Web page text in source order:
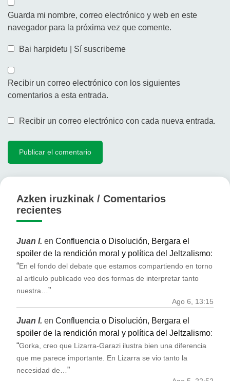
Guarda mi nombre, correo electrónico y web en este
navegador para la próxima vez que comente.
Bai harpidetu | Sí suscribeme
Recibir un correo electrónico con los siguientes
comentarios a esta entrada.
Recibir un correo electrónico con cada nueva entrada.
Azken iruzkinak / Comentarios
recientes
Juan I. en Confluencia o Disolución, Bergara el
spoiler de la rendición moral y política del Jeltzalismo:
“En el fondo del debate que estamos compartiendo en torno
al artículo publicado veo dos formas de interpretar tanto
nuestra…”
Ago 6, 13:15
Juan I. en Confluencia o Disolución, Bergara el
spoiler de la rendición moral y política del Jeltzalismo:
“Gorka, creo que Lizarra-Garazi ilustra bien una diferencia
que me parece importante. En Lizarra se vio tanto la
necesidad de… ”